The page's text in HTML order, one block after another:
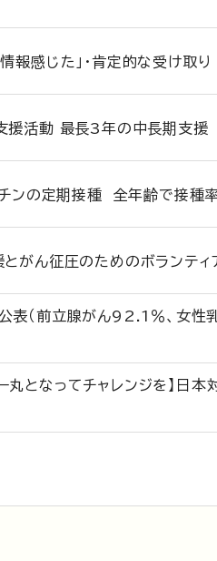
報感じた」・肯定的な受け取り
援活動 最長3年の中長期支援
ンの定期接種 全年齢で接種
がん征圧のためのボランティ
（前立腺がん92.1％、女性
となってチャレンジを】日本